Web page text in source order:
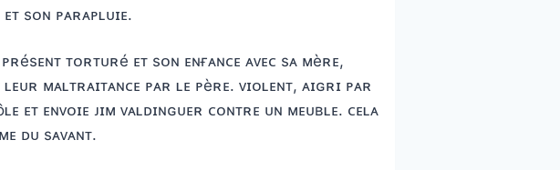
sᴏɴ ᴘᴀʀᴀᴘʟᴜɪᴇ.
ᴛᴏʀᴛᴜʀé ᴇᴛ sᴏɴ ᴇɴғᴀɴᴄᴇ ᴀᴠᴇᴄ sᴀ ᴍèʀᴇ,
ᴍᴀʟᴛʀᴀɪᴛᴀɴᴄᴇ ᴘᴀʀ ʟᴇ ᴘèʀᴇ. ᴠɪᴏʟᴇɴᴛ, ᴀɪɢʀɪ ᴘᴀʀ
ᴇᴛ ᴇɴᴠᴏɪᴇ ᴊɪᴍ ᴠᴀʟᴅɪɴɢᴜᴇʀ ᴄᴏɴᴛʀᴇ ᴜɴ ᴍᴇᴜʙʟᴇ. ᴄᴇʟᴀ
ᴅᴜ sᴀᴠᴀɴᴛ.